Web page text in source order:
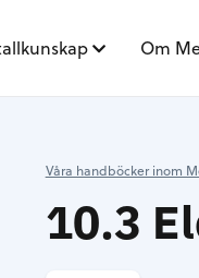
Om
Våra handböcker inom
10.3